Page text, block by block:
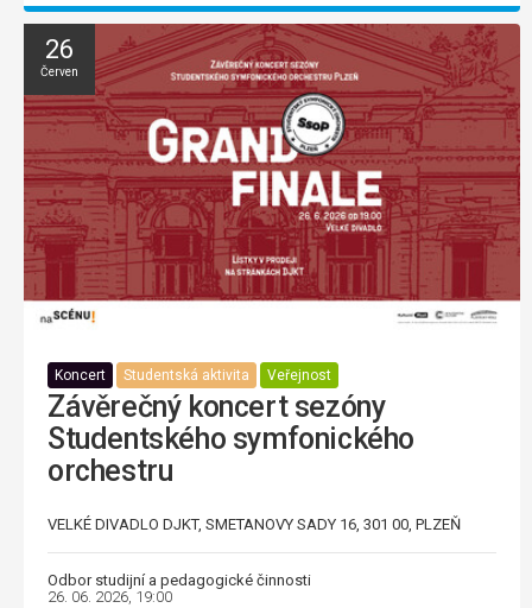
26
Červen
Koncert Studentská aktivita Veřejnost
Závěrečný koncert sezóny
Studentského symfonického
orchestru
VELKÉ DIVADLO DJKT, SMETANOVY SADY 16, 301 00, PLZEŇ
Odbor studijní a pedagogické činnosti
26. 06. 2026, 19:00